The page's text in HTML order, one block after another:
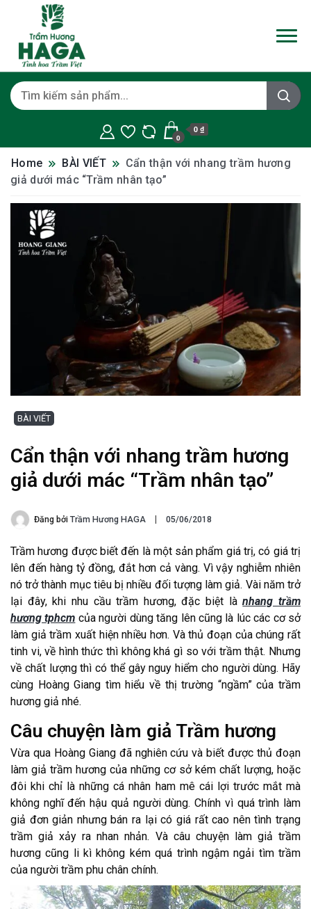
0
0 ₫
Home BÀI VIẾT
Cẩn thận với nhang trầm hương
giả dưới mác “Trầm nhân tạo”
BÀI VIẾT
Cẩn thận với nhang trầm hương
giả dưới mác “Trầm nhân tạo”
Đăng bởi Trầm Hương HAGA 05/06/2018
Trầm hương được biết đến là một sản phẩm giá trị, có giá trị
lên đến hàng tỷ đồng, đắt hơn cả vàng. Vì vậy nghiễm nhiên
nó trở thành mục tiêu bị nhiều đối tượng làm giả. Vài năm trở
lại đây, khi nhu cầu trầm hương, đặc biệt lànhang trầm
hương tphcm của người dùng tăng lên cũng là lúc các cơ sở
làm giả trầm xuất hiện nhiều hơn. Và thủ đoạn của chúng rất
tinh vi, về hình thức thì không khá gì so với trầm thật. Nhưng
về chất lượng thì có thể gây nguy hiểm cho người dùng. Hãy
cùng Hoàng Giang tìm hiểu về thị trường “ngầm” của trầm
hương giả nhé.
Câu chuyện làm giả Trầm hương
Vừa qua Hoàng Giang đã nghiên cứu và biết được thủ đoạn
làm giả trầm hương của những cơ sở kém chất lượng, hoặc
đôi khi chỉ là những cá nhân ham mê cái lợi trước mắt mà
không nghĩ đến hậu quả người dùng. Chính vì quá trình làm
giả đơn giản nhưng bán ra lại có giá rất cao nên tình trạng
trầm giả xảy ra nhan nhản. Và câu chuyện làm giả trầm
hương cũng li kì không kém quá trình ngậm ngải tìm trầm
của người trầm phu chân chính.